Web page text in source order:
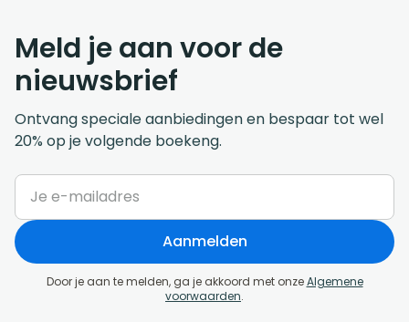
Meld je aan voor de
nieuwsbrief
Ontvang speciale aanbiedingen en bespaar tot wel
20% op je volgende boekeng.
Aanmelden
Door je aan te melden, ga je akkoord met onzeAlgemene
voorwaarden.